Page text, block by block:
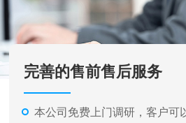
完善的售前售后服务
本公司免费上门调研，客户可